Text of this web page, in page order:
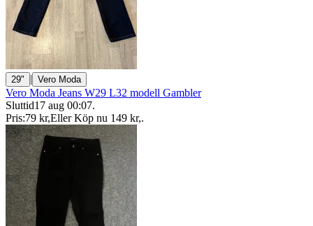
29" | Vero Moda
Vero Moda Jeans W29 L32 modell Gambler
Sluttid17 aug 00:07.
Pris:79 kr,Eller Köp nu 149 kr,.